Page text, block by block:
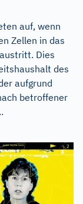
auf, wenn
Zellen in das
Dies
des
aufgrund
betroffener